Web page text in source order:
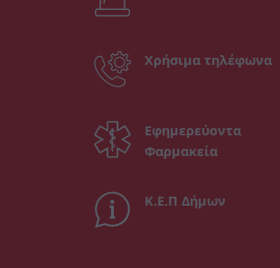
Χρήσιμα τηλέφωνα
Εφημερεύοντα
Φαρμακεία
Κ.Ε.Π Δήμων